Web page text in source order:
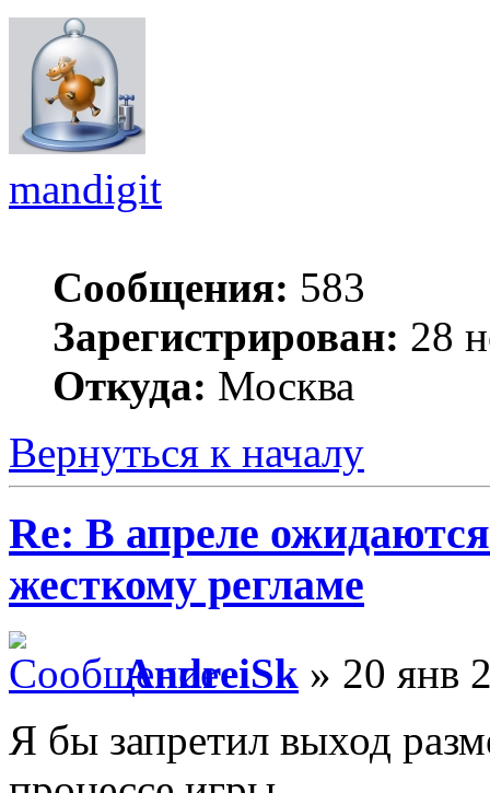
mandigit
Сообщения: 583
Зарегистрирован: 28
Откуда: Москва
Вернуться к началу
Re: В апреле
жесткому регламе
AndreiSk » 20 янв
Я бы запретил выход